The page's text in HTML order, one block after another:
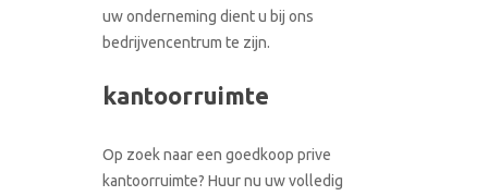
uw onderneming dient u bij ons
bedrijvencentrum te zijn.
kantoorruimte
Op zoek naar een goedkoop prive
kantoorruimte? Huur nu uw volledig